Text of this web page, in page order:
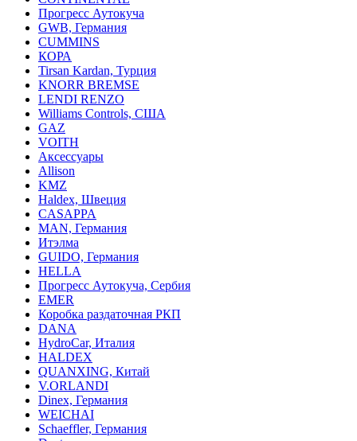
Прогресс Аутокуча
GWB, Германия
CUMMINS
КОРА
Tirsan Kardan, Турция
KNORR BREMSE
LENDI RENZO
Williams Controls, США
GAZ
VOITH
Аксессуары
Allison
KMZ
Haldex, Швеция
CASAPPA
MAN, Германия
Итэлма
GUIDO, Германия
HELLA
Прогресс Аутокуча, Сербия
EMER
Коробка раздаточная РКП
DANA
HydroCar, Италия
HALDEX
QUANXING, Китай
V.ORLANDI
Dinex, Германия
WEICHAI
Schaeffler, Германия